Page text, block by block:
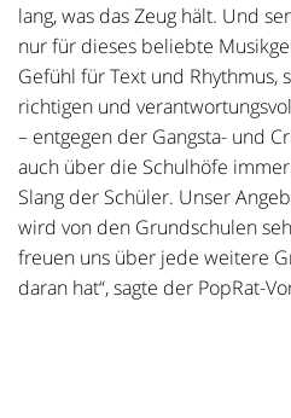
lang, was das Zeug hält. Und
nur für dieses beliebte
Gefühl für Text und Rhythmus,
richtigen und
– entgegen der Gangsta- und
auch über die Schulhöfe
Slang der Schüler. Unser
wird von den Grundschulen
freuen uns über jede weitere
daran hat“, sagte der PopRat-